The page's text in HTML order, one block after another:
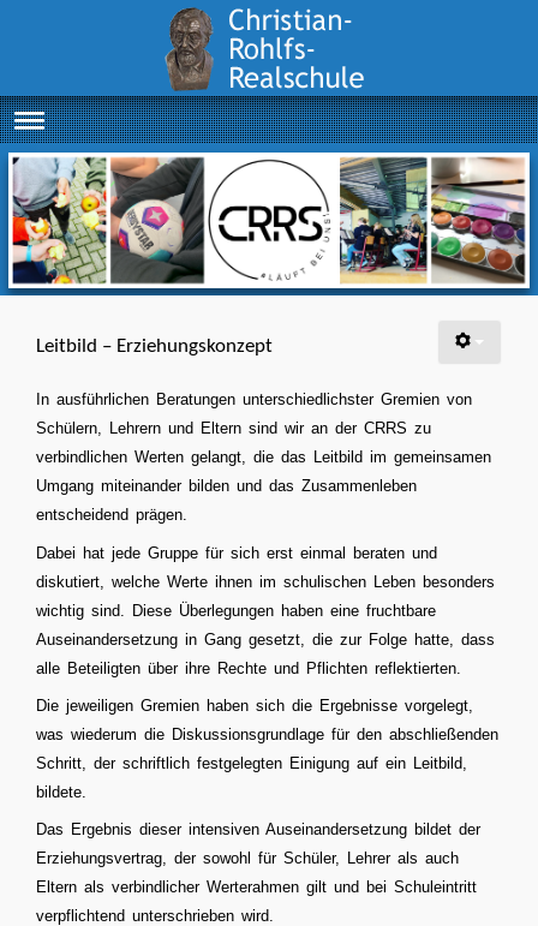
Leitbild – Erziehungskonzept
In ausführlichen Beratungen unterschiedlichster Gremien von
Schülern, Lehrern und Eltern sind wir an der CRRS zu
verbindlichen Werten gelangt, die das Leitbild im gemeinsamen
Umgang miteinander bilden und das Zusammenleben
entscheidend prägen.
Dabei hat jede Gruppe für sich erst einmal beraten und
diskutiert, welche Werte ihnen im schulischen Leben besonders
wichtig sind. Diese Überlegungen haben eine fruchtbare
Auseinandersetzung in Gang gesetzt, die zur Folge hatte, dass
alle Beteiligten über ihre Rechte und Pflichten reflektierten.
Die jeweiligen Gremien haben sich die Ergebnisse vorgelegt,
was wiederum die Diskussionsgrundlage für den abschließenden
Schritt, der schriftlich festgelegten Einigung auf ein Leitbild,
bildete.
Das Ergebnis dieser intensiven Auseinandersetzung bildet der
Erziehungsvertrag, der sowohl für Schüler, Lehrer als auch
Eltern als verbindlicher Werterahmen gilt und bei Schuleintritt
verpflichtend unterschrieben wird.